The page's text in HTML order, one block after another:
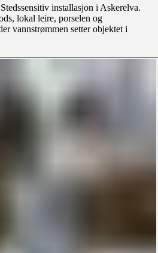
installasjon i Askerelva.
lokal leire, porselen og
vannstrømmen setter objektet i